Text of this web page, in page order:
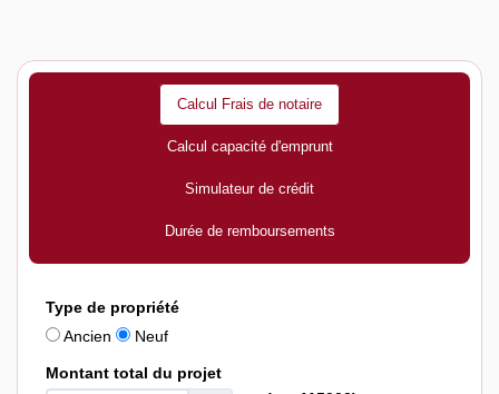
Calcul Frais de notaire
Calcul capacité d'emprunt
Simulateur de crédit
Durée de remboursements